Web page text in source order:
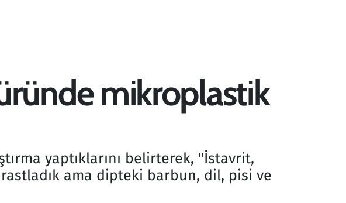
mikroplastik
yaptıklarını belirterek, "İstavrit,
ama dipteki barbun, dil, pisi ve